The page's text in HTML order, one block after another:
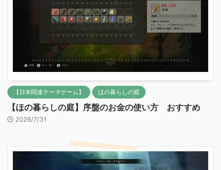
【日本関連テーマゲーム】 ほの暮らしの庭
【ほの暮らしの庭】序盤のお金の使い方 おすすめ
2026/7/31